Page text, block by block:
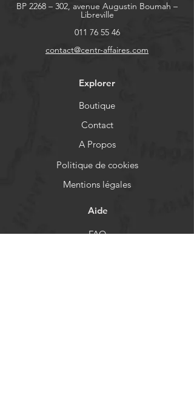
BP 2268 – 302, avenue Augustin Boumah –
Libreville
011 76 55 46
contact@centr-affaires.com
Explorer
Boutique
Contact
A Propos
Politique de cookies
Mentions légales
Aide
FAQ